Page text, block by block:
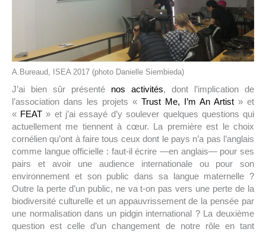
A.Bureaud, ISEA 2017 (photo Danielle Siembieda)
J’ai bien sûr présenté nos activités, dont l’implication de
l’association dans les projets « Trust Me, I’m An Artist » et
« FEAT » et j’ai essayé d’y soulever quelques questions qui
actuellement me tiennent à cœur. La première est le choix
cornélien qu’ont à faire tous ceux dont le pays n’a pas l’anglais
comme langue officielle : faut-il écrire —en anglais— pour ses
pairs et avoir une audience internationale ou pour son
environnement et son public dans sa langue maternelle ?
Outre la perte d’un public, ne va t-on pas vers une perte de la
biodiversité culturelle et un appauvrissement de la pensée par
une normalisation dans un pidgin international ? La deuxième
question est celle d’un changement de notre rôle en tant